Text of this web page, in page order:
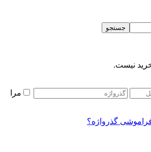
جستجو
نیست.
مرا
گذرواژه؟